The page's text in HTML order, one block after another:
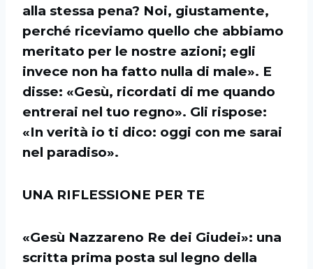
alla stessa pena? Noi, giustamente,
perché riceviamo quello che abbiamo
meritato per le nostre azioni; egli
invece non ha fatto nulla di male». E
disse: «Gesù, ricordati di me quando
entrerai nel tuo regno». Gli rispose:
«In verità io ti dico: oggi con me sarai
nel paradiso».
UNA RIFLESSIONE PER TE
«Gesù Nazzareno Re dei Giudei»: una
scritta prima posta sul legno della